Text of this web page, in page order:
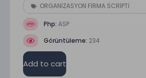
ORGANİZASYON FİRMA SCRİPTİ
Php: ASP
Görüntüleme: 234
Add to cart